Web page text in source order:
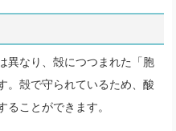
異なり、殻につつまれた「胞
。殻で守られているため、酸
ることができます。